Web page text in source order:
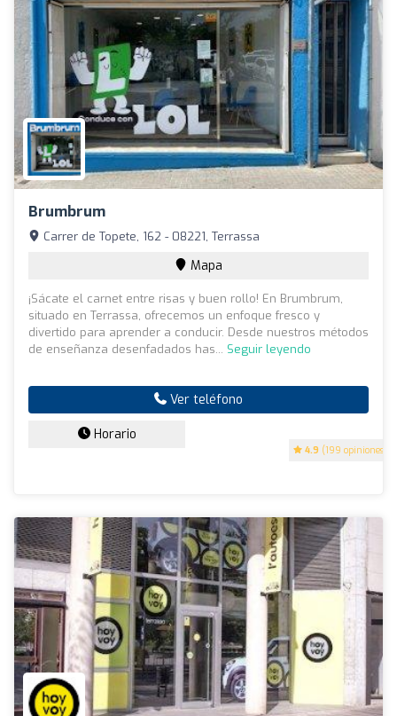
Brumbrum
4.9 (199 opiniones)
Carrer de Topete, 162 - 08221, Terrassa
Mapa
¡Sácate el carnet entre risas y buen rollo! En Brumbrum,
situado en Terrassa, ofrecemos un enfoque fresco y
divertido para aprender a conducir. Desde nuestros métodos
de enseñanza desenfadados has... Seguir leyendo
Ver teléfono
Horario